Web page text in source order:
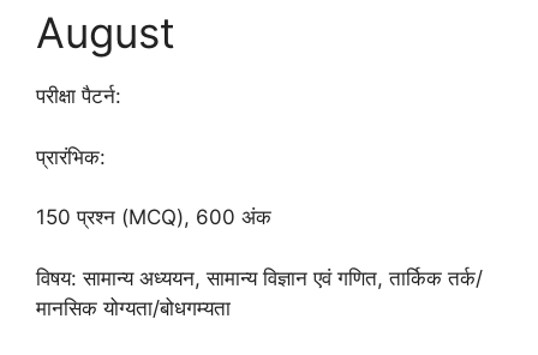
August
परीक्षा पैटर्न:
प्रारंभिक:
150 प्रश्न (MCQ), 600 अंक
विषय: सामान्य अध्ययन, सामान्य विज्ञान एवं गणित, तार्किक तर्क/
मानसिक योग्यता/बोधगम्यता